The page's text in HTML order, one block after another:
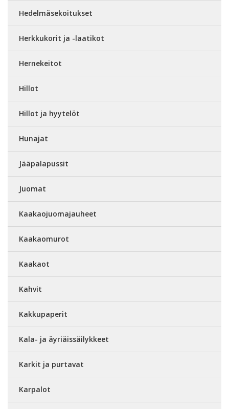
Hedelmäsekoitukset
Herkkukorit ja -laatikot
Hernekeitot
Hillot
Hillot ja hyytelöt
Hunajat
Jääpalapussit
Juomat
Kaakaojuomajauheet
Kaakaomurot
Kaakaot
Kahvit
Kakkupaperit
Kala- ja äyriäissäilykkeet
Karkit ja purtavat
Karpalot